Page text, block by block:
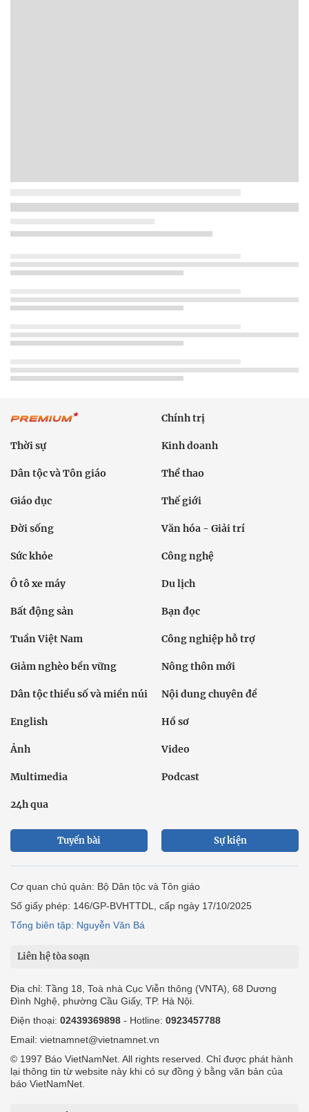
Chính trị
Thời sự Kinh doanh
Dân tộc và Tôn giáo Thể thao
Giáo dục Thế giới
Đời sống Văn hóa - Giải trí
Sức khỏe Công nghệ
Ô tô xe máy Du lịch
Bất động sản Bạn đọc
Tuần Việt Nam Công nghiệp hỗ trợ
Giảm nghèo bền vững Nông thôn mới
Dân tộc thiểu số và miền núi Nội dung chuyên đề
English Hồ sơ
Ảnh Video
Multimedia Podcast
24h qua
Tuyến bài Sự kiện
Cơ quan chủ quản: Bộ Dân tộc và Tôn giáo
Số giấy phép: 146/GP-BVHTTDL, cấp ngày 17/10/2025
Tổng biên tập: Nguyễn Văn Bá
Liên hệ tòa soạn
Địa chỉ: Tầng 18, Toà nhà Cục Viễn thông (VNTA), 68 Dương
Đình Nghệ, phường Cầu Giấy, TP. Hà Nội.
Điện thoại: 02439369898 - Hotline: 0923457788
Email: vietnamnet@vietnamnet.vn
© 1997 Báo VietNamNet. All rights reserved. Chỉ được phát hành
lại thông tin từ website này khi có sự đồng ý bằng văn bản của
báo VietNamNet.